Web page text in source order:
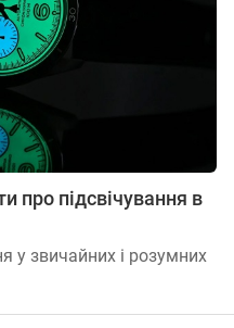
про підсвічування в
у звичайних і розумних